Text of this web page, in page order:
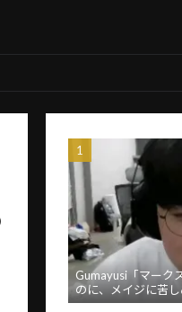
Gumayusi「マーク
のに、メイジに苦
タに苦言